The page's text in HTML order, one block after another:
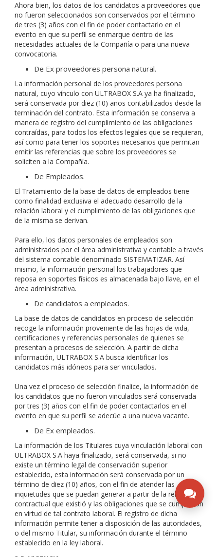
Ahora bien, los datos de los candidatos a proveedores que
no fueron seleccionados son conservados por el término
de tres (3) años con el fin de poder contactarlo en el
evento en que su perfil se enmarque dentro de las
necesidades actuales de la Compañía o para una nueva
convocatoria.
De Ex proveedores persona natural.
La información personal de los proveedores persona
natural, cuyo vínculo con ULTRABOX S.A ya ha finalizado,
será conservada por diez (10) años contabilizados desde la
terminación del contrato. Esta información se conserva a
manera de registro del cumplimiento de las obligaciones
contraídas, para todos los efectos legales que se requieran,
así como para tener los soportes necesarios que permitan
emitir las referencias que sobre los proveedores se
soliciten a la Compañía.
De Empleados.
El Tratamiento de la base de datos de empleados tiene
como finalidad exclusiva el adecuado desarrollo de la
relación laboral y el cumplimiento de las obligaciones que
de la misma se derivan.
Para ello, los datos personales de empleados son
administrados por el área administrativa y contable a través
del sistema contable denominado SISTEMATIZAR. Así
mismo, la información personal los trabajadores que
reposa en soportes físicos es almacenada bajo llave, en el
área administrativa.
De candidatos a empleados.
La base de datos de candidatos en proceso de selección
recoge la información proveniente de las hojas de vida,
certificaciones y referencias personales de quienes se
presentan a procesos de selección. A partir de dicha
información, ULTRABOX S.A busca identificar los
candidatos más idóneos para ser vinculados.
Una vez el proceso de selección finalice, la información de
los candidatos que no fueron vinculados será conservada
por tres (3) años con el fin de poder contactarlos en el
evento en que su perfil se adecúe a una nueva vacante.
De Ex empleados.
La información de los Titulares cuya vinculación laboral con
ULTRABOX S.A haya finalizado, será conservada, si no
existe un término legal de conservación superior
establecido, esta información será conservada por un
término de diez (10) años, con el fin de atender las
inquietudes que se puedan generar a partir de la relación
contractual que existió y las obligaciones que se cumplieron
en virtud de tal contrato laboral. El registro de dicha
información permite tener a disposición de las autoridades,
o del mismo Titular, su información durante el término
establecido en la ley laboral.